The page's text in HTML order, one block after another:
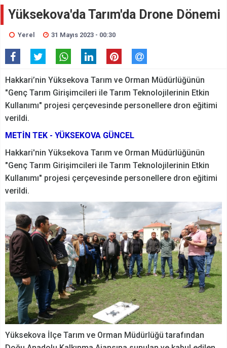
Yüksekova'da Tarım'da Drone Dönemi
Yerel 31 Mayıs 2023 - 00:30
Hakkari’nin Yüksekova Tarım ve Orman Müdürlüğünün
"Genç Tarım Girişimcileri ile Tarım Teknolojilerinin Etkin
Kullanımı" projesi çerçevesinde personellere dron eğitimi
verildi.
METİN TEK - YÜKSEKOVA GÜNCEL
Hakkari'nin Yüksekova Tarım ve Orman Müdürlüğünün
"Genç Tarım Girişimcileri ile Tarım Teknolojilerinin Etkin
Kullanımı" projesi çerçevesinde personellere dron eğitimi
verildi.
Yüksekova İlçe Tarım ve Orman Müdürlüğü tarafından